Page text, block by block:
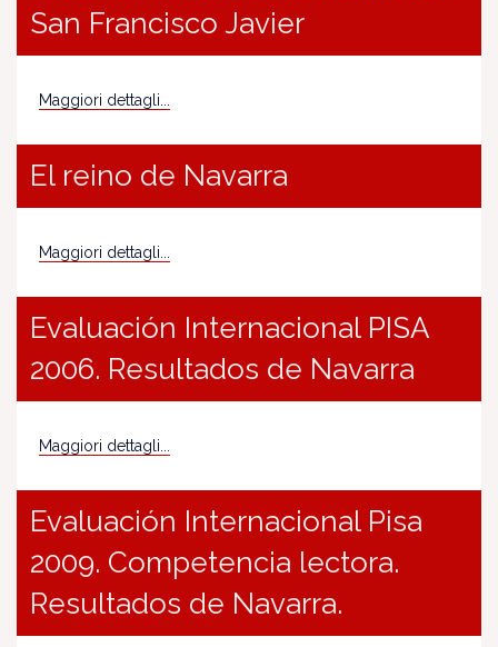
San Francisco Javier
Maggiori dettagli...
El reino de Navarra
Maggiori dettagli...
Evaluación Internacional PISA
2006. Resultados de Navarra
Maggiori dettagli...
Evaluación Internacional Pisa
2009. Competencia lectora.
Resultados de Navarra.